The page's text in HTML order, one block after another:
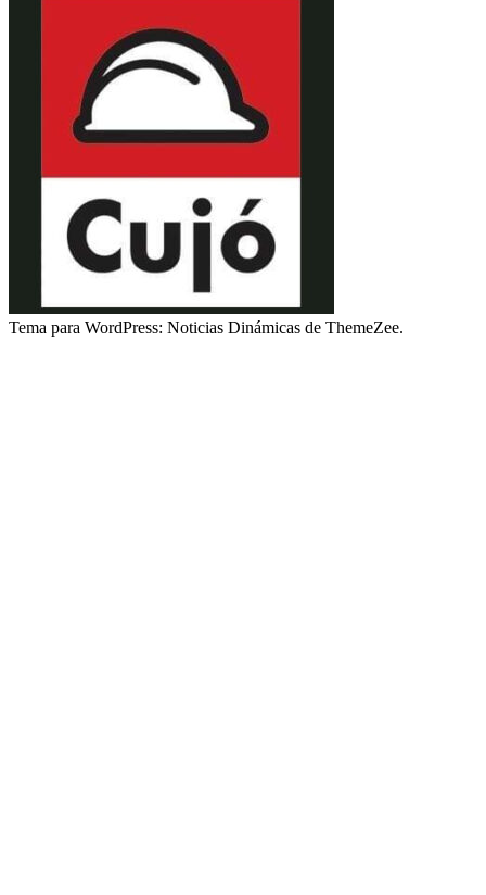
Tema para WordPress: Noticias Dinámicas de ThemeZee.